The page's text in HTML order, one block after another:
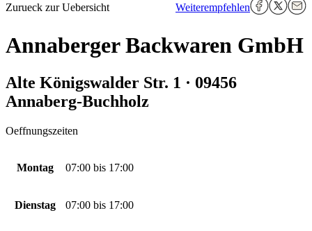
Zurueck zur Uebersicht Weiterempfehlen
Annaberger Backwaren GmbH
Alte Königswalder Str. 1 · 09456
Annaberg-Buchholz
Oeffnungszeiten
Montag 07:00 bis 17:00
Dienstag 07:00 bis 17:00